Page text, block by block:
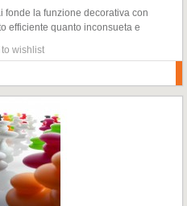
fonde la funzione decorativa con
efficiente quanto inconsueta e
ad essere inserito non solo in
to wishlist